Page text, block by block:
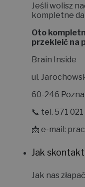
Jeśli wolisz
kompletne
Oto
przekleić na
Brain Inside
ul.
60-246
📞 tel. 571
📩 e-mail:
Jak
Jak nas